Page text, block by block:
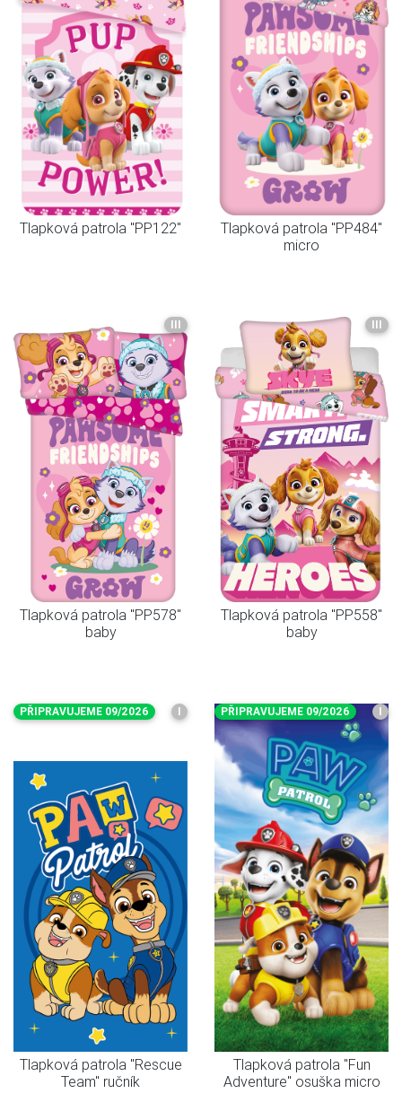
Tlapková patrola "PP122"
Tlapková patrola "PP484"
micro
III
Tlapková patrola "PP578"
baby
III
Tlapková patrola "PP558"
baby
PŘIPRAVUJEME 09/2026 I
Tlapková patrola "Rescue
Team" ručník
PŘIPRAVUJEME 09/2026 I
Tlapková patrola "Fun
Adventure" osuška micro